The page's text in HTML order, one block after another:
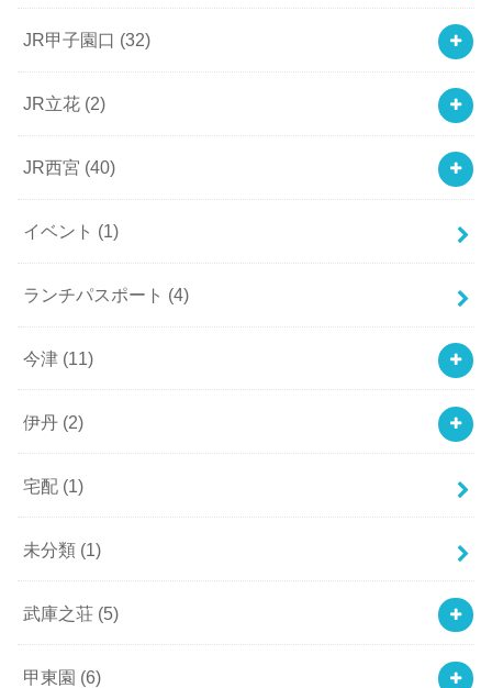
JR甲子園口 (32)
JR立花 (2)
JR西宮 (40)
イベント (1)
ランチパスポート (4)
今津 (11)
伊丹 (2)
宅配 (1)
未分類 (1)
武庫之荘 (5)
甲東園 (6)